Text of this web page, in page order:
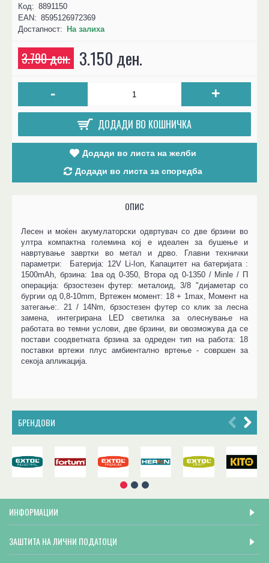
Код: 8891150
EAN: 8595126972369
Достапност:
На залиха
3.790 ден. 3.150 ден.
- +
ДОДАДИ ВО КОШНИЧКА
Додади во листа на желби
Додади во листа за споредба
ОПИС
Лесен и моќен акумулаторски одвртувач со две брзини во
ултра компактна големина кој е идеален за бушење и
навртување завртки во метал и дрво. Главни технички
параметри: Батерија: 12V Li-Ion, Капацитет на батеријата :
1500mAh, брзина: 1ва од 0-350, Втора од 0-1350 / Minle / П
операција: брзостезен футер: металоид, 3/8 "дијаметар со
бургии од 0,8-10mm, Вртежен момент: 18 + 1max, Момент на
затегање:. 21 / 14Nm, брзостезен футер со клик за лесна
замена, интегрирана LED светилка за олеснување на
работата во темни услови, две брзини, ви овозможува да се
постави соодветната брзина за одреден тип на работа: 18
поставки вртежи плус амбиентално вртење - совршен за
секоја апликација.
БРЕНДОВИ
ИНФОРМАЦИИ
ЗАШТИТА НА ЛИЧНИ ПОДАТОЦИ